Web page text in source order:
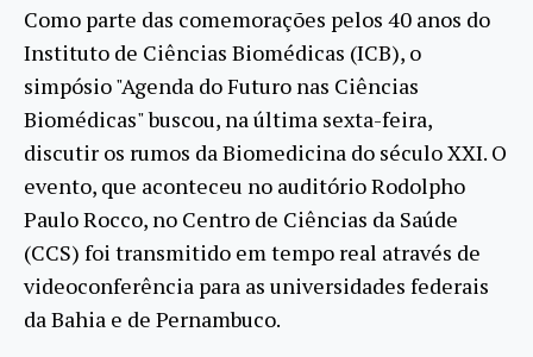
Como parte das comemorações pelos 40 anos do
Instituto de Ciências Biomédicas (ICB), o
simpósio "Agenda do Futuro nas Ciências
Biomédicas" buscou, na última sexta-feira,
discutir os rumos da Biomedicina do século XXI. O
evento, que aconteceu no auditório Rodolpho
Paulo Rocco, no Centro de Ciências da Saúde
(CCS) foi transmitido em tempo real através de
videoconferência para as universidades federais
da Bahia e de Pernambuco.